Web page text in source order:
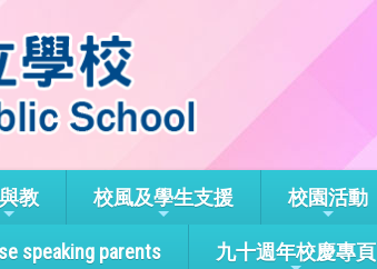
教 校風及學生支援 校園活動
speaking parents 九十週年校慶專頁